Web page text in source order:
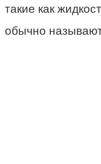
такие как
обычно